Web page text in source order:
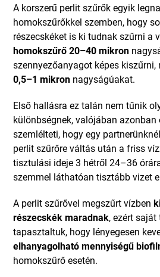
A korszerű perlit szűrők egyik
homokszűrőkkel szemben, hogy
részecskéket is ki tudnak szűrni a
homokszűrő 20–40 mikron
szennyezőanyagot képes
0,5–1 mikron nagyságúakat.
Első hallásra ez talán nem tűnik
különbségnek, valójában azonban
szemlélteti, hogy egy
perlit szűrőre váltás után a friss
tisztulási ideje 3 hétről 24–36
szemmel láthatóan tisztább vizet
A perlit szűrővel megszűrt vízben
részecskék maradnak, ezért
tapasztaltuk, hogy lényegesen
elhanyagolható mennyiségű
homokszűrő esetén.